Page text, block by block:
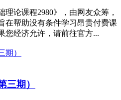
论课程2980》，由网友众筹，
在帮助没有条件学习昂贵付费课
您经济允许，请前往官方...
三期）